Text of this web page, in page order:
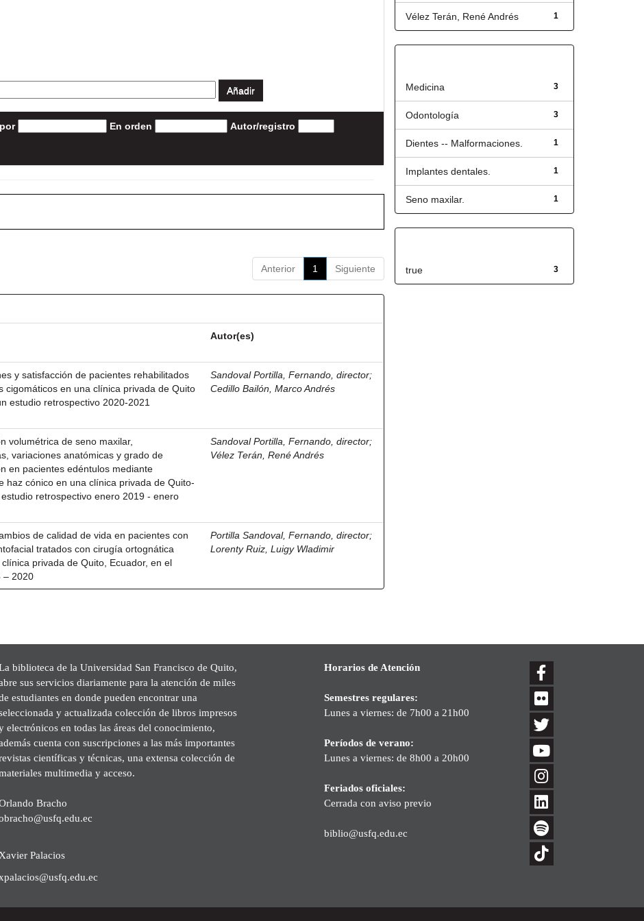
En orden Autor/registro
Anterior 1 Siguiente
Autor(es)
y satisfacción de pacientes rehabilitados
cigomáticos en una clínica privada de Quito
estudio retrospectivo 2020-2021
Sandoval Portilla, Fernando, director;
Cedillo Bailón, Marco Andrés
volumétrica de seno maxilar,
variaciones anatómicas y grado de
en pacientes edéntulos mediante
haz cónico en una clínica privada de Quito-
retrospectivo enero 2019 - enero
Sandoval Portilla, Fernando, director;
Vélez Terán, René Andrés
de calidad de vida en pacientes con
tratados con cirugía ortognática
privada de Quito, Ecuador, en el
– 2020
Portilla Sandoval, Fernando, director;
Lorenty Ruiz, Luigy Wladimir
1
Vélez Terán, René Andrés
3
Medicina
3
Odontología
1
Dientes -- Malformaciones.
1
Implantes dentales.
1
Seno maxilar.
3
true
biblioteca de la Universidad San Francisco de Quito,
sus servicios diariamente para la atención de miles
estudiantes en donde pueden encontrar una
y actualizada colección de libros impresos
electrónicos en todas las áreas del conocimiento,
cuenta con suscripciones a las más importantes
científicas y técnicas, una extensa colección de
multimedia y acceso.
Bracho
Xavier Palacios
Horarios de Atención
Semestres regulares:
Lunes a viernes: de 7h00 a 21h00
Períodos de verano:
Lunes a viernes: de 8h00 a 20h00
Feriados oficiales:
Cerrada con aviso previo
biblio@usfq.edu.ec